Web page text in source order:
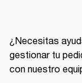
¿Necesitas
gestionar tu
con nuestro